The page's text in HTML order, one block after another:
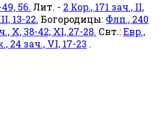
56. Лит. - 2 Кор., 171 зач., II,
13-22. Богородицы: Флп., 240
X, 38-42; XI, 27-28. Свт.:Евр.,
24 зач., VI, 17-23 .